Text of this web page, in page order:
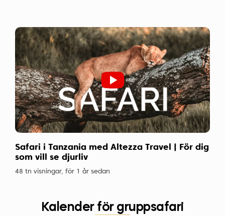
Safari i Tanzania med Altezza Travel | För dig
som vill se djurliv
48 tn visningar, för 1 år sedan
Kalender för gruppsafari